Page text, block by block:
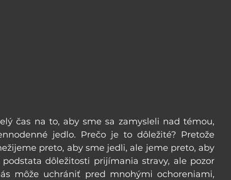
čas na to, aby sme sa zamysleli nad témou,
jedlo. Prečo je to dôležité? Pretože
preto, aby sme jedli, ale jeme preto, aby
dôležitosti prijímania stravy, ale pozor
môže uchrániť pred mnohými ochoreniami,